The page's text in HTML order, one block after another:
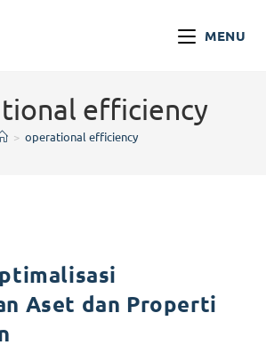
MENU
efficiency
> operational efficiency
Aset dan Properti